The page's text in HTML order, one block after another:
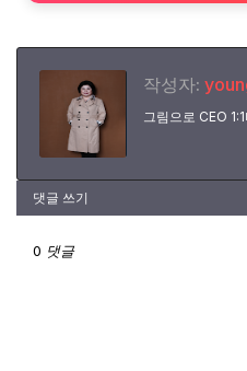
작성자:
그림으로 CEO
댓글 쓰기
0 댓글